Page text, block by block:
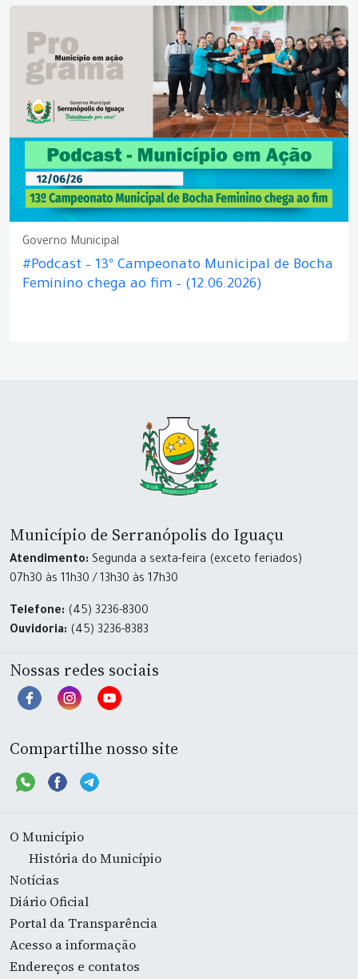
Governo Municipal
#Podcast – 13º Campeonato Municipal de Bocha
Feminino chega ao fim – (12.06.2026)
Município de Serranópolis do Iguaçu
Atendimento: Segunda a sexta-feira (exceto feriados)
07h30 às 11h30 / 13h30 às 17h30
Telefone: (45) 3236-8300
Ouvidoria: (45) 3236-8383
Nossas redes sociais
Compartilhe nosso site
O Município
História do Município
Notícias
Diário Oficial
Portal da Transparência
Acesso a informação
Endereços e contatos